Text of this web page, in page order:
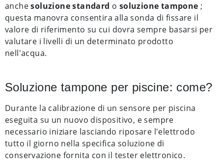
anchesoluzione standard o soluzione tampone ;
questa manovra consentira alla sonda di fissare il
valore di riferimento su cui dovra sempre basarsi per
valutare i livelli di un determinato prodotto
nell'acqua.
Soluzione tampone per piscine: come?
Durante la calibrazione di un sensore per piscina
eseguita su un nuovo dispositivo, e sempre
necessario iniziare lasciando riposare l'elettrodo
tutto il giorno nella specifica soluzione di
conservazione fornita con il tester elettronico.